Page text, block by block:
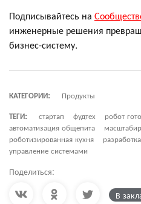
Подписывайтесь на
инженерные решения
бизнес-систему.
КАТЕГОРИИ:
Продукты
ТЕГИ:
стартап фудтех
робот
автоматизация общепита
роботизированная кухня
управление системами
Поделиться:
В